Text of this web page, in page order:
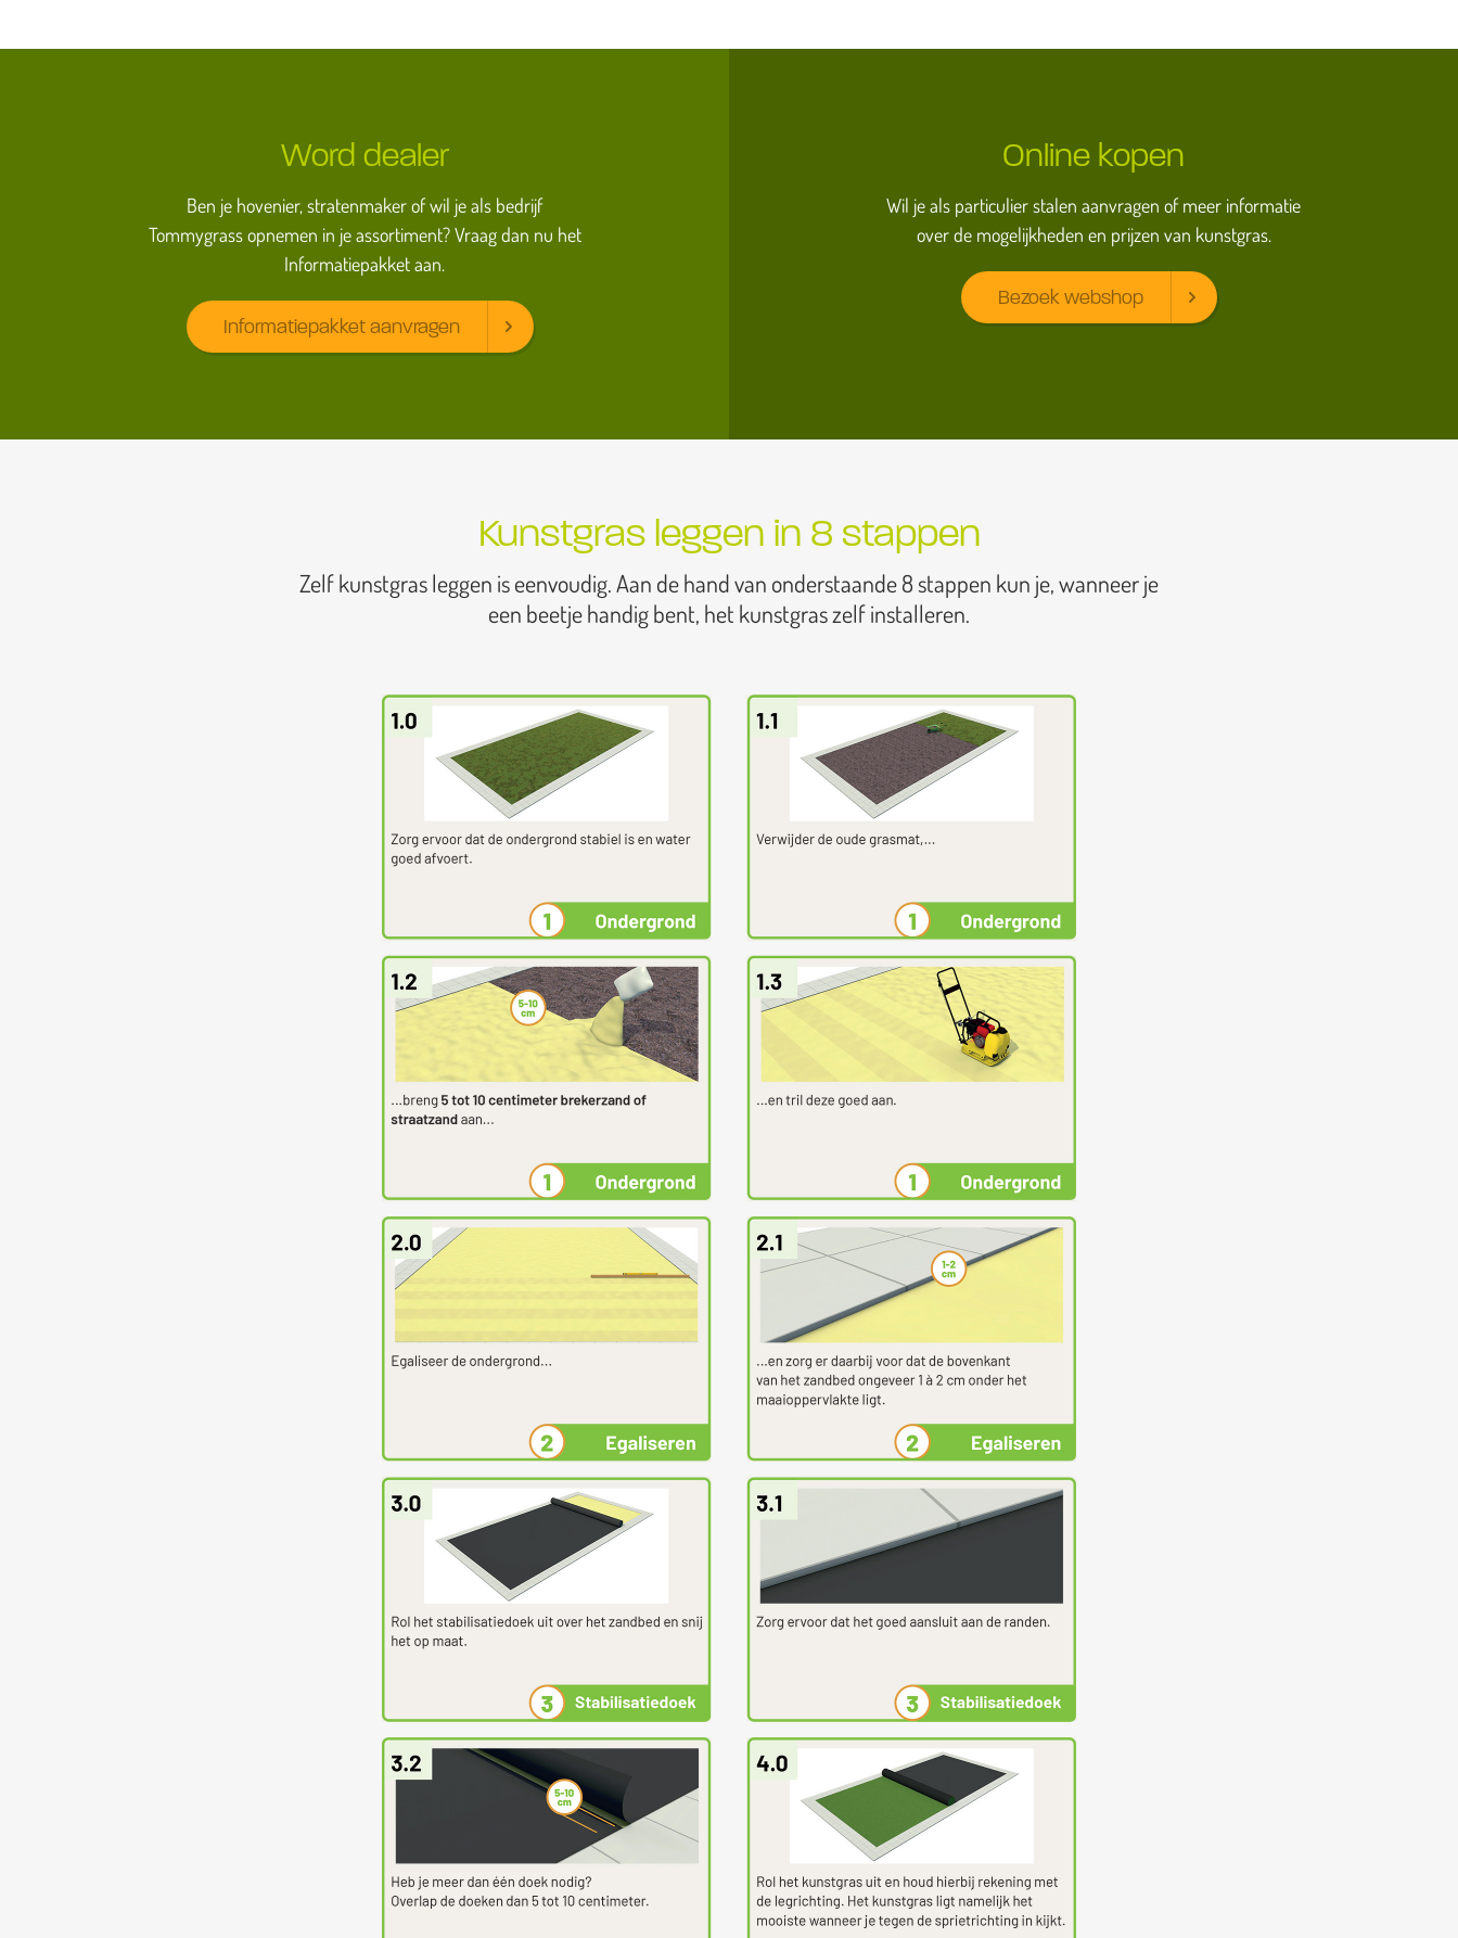
Word dealer
Ben je hovenier, stratenmaker of wil je als bedrijf
Tommygrass opnemen in je assortiment? Vraag dan nu het
Informatiepakket aan.
Informatiepakket aanvragen
Online kopen
Wil je als particulier stalen aanvragen of meer informatie
over de mogelijkheden en prijzen van kunstgras.
Bezoek webshop
Kunstgras leggen in 8 stappen
Zelf kunstgras leggen is eenvoudig. Aan de hand van onderstaande 8 stappen kun je, wanneer je
een beetje handig bent, het kunstgras zelf installeren.